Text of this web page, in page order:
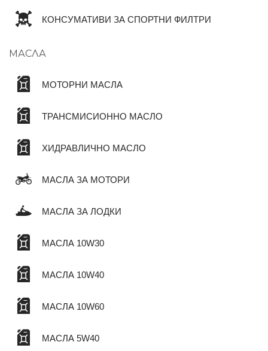
КОНСУМАТИВИ ЗА СПОРТНИ ФИЛТРИ
МАСЛА
МОТОРНИ МАСЛА
ТРАНСМИСИОННО МАСЛО
ХИДРАВЛИЧНО МАСЛО
МАСЛА ЗА МОТОРИ
МАСЛА ЗА ЛОДКИ
МАСЛА 10W30
МАСЛА 10W40
МАСЛА 10W60
МАСЛА 5W40